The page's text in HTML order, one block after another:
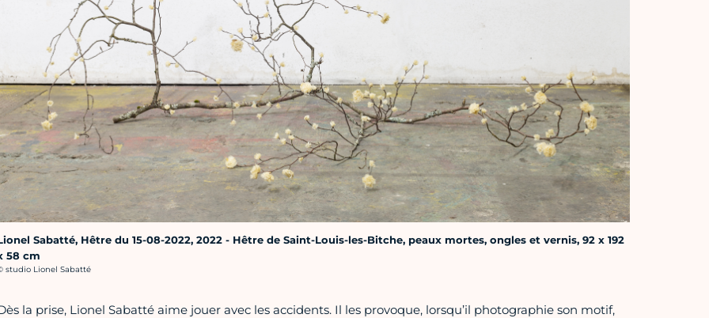
Sabatté, Hêtre du 15-08-2022, 2022 - Hêtre de Saint-Louis-les-Bitche, peaux mortes, ongles et vernis, 92 x 192
58 cm
photo :
studio Lionel Sabatté
la prise, Lionel Sabatté aime jouer avec les accidents. Il les provoque, lorsqu’il photographie son motif,